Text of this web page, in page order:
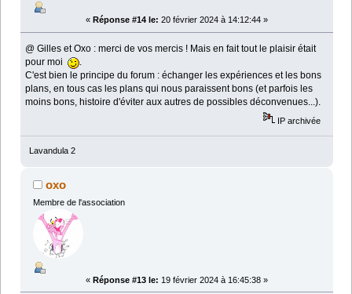
« Réponse #14 le: 20 février 2024 à 14:12:44 »
@ Gilles et Oxo : merci de vos mercis ! Mais en fait tout le plaisir était
pour moi
.
C'est bien le principe du forum : échanger les expériences et les bons
plans, en tous cas les plans qui nous paraissent bons (et parfois les
moins bons, histoire d'éviter aux autres de possibles déconvenues...).
IP archivée
Lavandula 2
oxo
Membre de l'association
« Réponse #13 le: 19 février 2024 à 16:45:38 »